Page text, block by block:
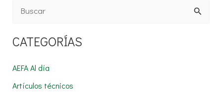
s
r
CATEGORÍAS
AEFA Al día
Artículos técnicos